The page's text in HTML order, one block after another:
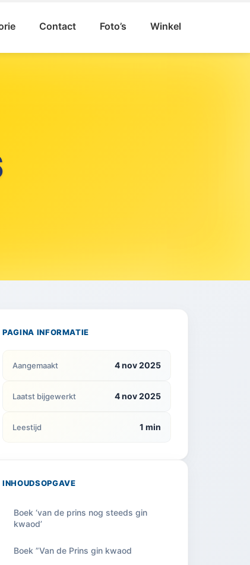
Contact Foto’s Winkel
PAGINA INFORMATIE
Aangemaakt 4 nov 2025
Laatst bijgewerkt 4 nov 2025
Leestijd 1 min
INHOUDSOPGAVE
Boek ‘van de prins nog steeds gin
kwaod’
Boek ”Van de Prins gin kwaod